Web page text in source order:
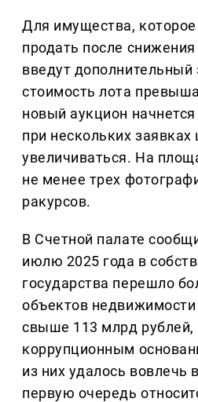
Для имущества, которое
продать после
введут дополнительный
стоимость лота
новый аукцион
при нескольких заявках
увеличиваться. На
не менее трех
ракурсов.
В Счетной палате
июлю 2025 года в
государства перешло
объектов
свыше 113 млрд рублей,
коррупционным
из них удалось вовлечь
первую очередь